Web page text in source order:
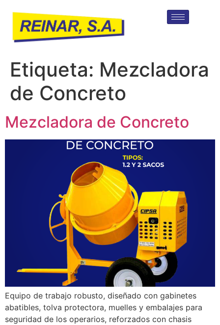
Etiqueta: Mezcladora
de Concreto
Mezcladora de Concreto
Equipo de trabajo robusto, diseñado con gabinetes
abatibles, tolva protectora, muelles y embalajes para
seguridad de los operarios, reforzados con chasis